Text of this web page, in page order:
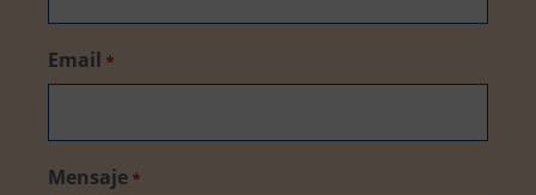
Email *
Mensaje *